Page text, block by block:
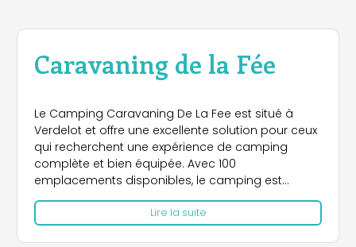
Caravaning de la Fée
Le Camping Caravaning De La Fee est situé à
Verdelot et offre une excellente solution pour ceux
qui recherchent une expérience de camping
complète et bien équipée. Avec 100
emplacements disponibles, le camping est
adapté aux tentes, caravanes et camping-cars,
et propose également des cabines mobiles à
louer pour plus de confort.
Lire la suite